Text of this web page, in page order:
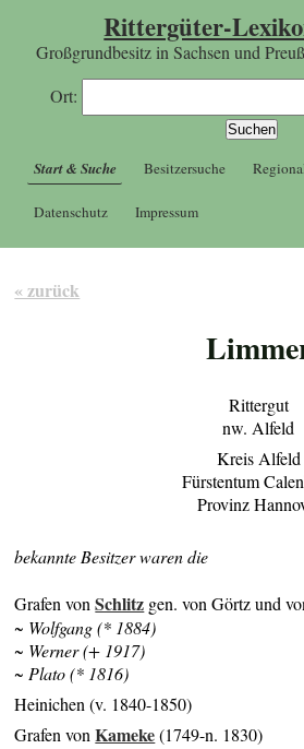
Rittergüter-
Großgrundbesitz in Sachsen und
Ort:
Start & Suche Besitzersuche
Datenschutz Impressum
« zurück
Rittergut
nw. Alfeld
Kreis Alfeld
Fürstentum
Provinz
bekannte Besitzer waren die
Grafen vonSchlitz gen. von Görtz und
~ Wolfgang (* 1884)
~ Werner (+ 1917)
~ Plato (* 1816)
Heinichen (v. 1840-1850)
Grafen vonKameke(1749-n. 1830)